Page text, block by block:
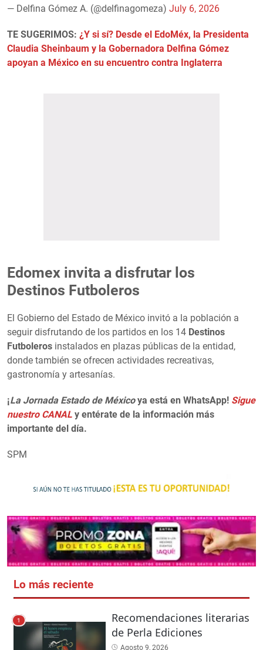
— Delfina Gómez A. (@delfinagomeza) July 6, 2026
TE SUGERIMOS: ¿Y si sí? Desde el EdoMéx, la Presidenta
Claudia Sheinbaum y la Gobernadora Delfina Gómez
apoyan a México en su encuentro contra Inglaterra
Edomex invita a disfrutar los
Destinos Futboleros
El Gobierno del Estado de México invitó a la población a
seguir disfrutando de los partidos en los 14 Destinos
Futboleros instalados en plazas públicas de la entidad,
donde también se ofrecen actividades recreativas,
gastronomía y artesanías.
¡La Jornada Estado de Méxicoya está en WhatsApp! Sigue
nuestro CANAL y entérate de la información más
importante del día.
SPM
Lo más reciente
1
Recomendaciones literarias
de Perla Ediciones
Agosto 9, 2026